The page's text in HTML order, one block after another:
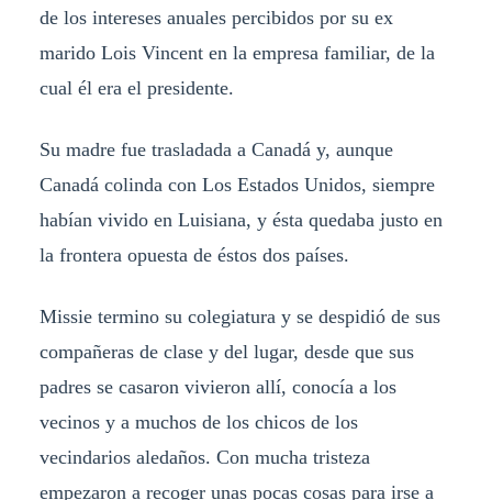
de los intereses anuales percibidos por su ex
marido Lois Vincent en la empresa familiar, de la
cual él era el presidente.
Su madre fue trasladada a Canadá y, aunque
Canadá colinda con Los Estados Unidos, siempre
habían vivido en Luisiana, y ésta quedaba justo en
la frontera opuesta de éstos dos países.
Missie termino su colegiatura y se despidió de sus
compañeras de clase y del lugar, desde que sus
padres se casaron vivieron allí, conocía a los
vecinos y a muchos de los chicos de los
vecindarios aledaños. Con mucha tristeza
empezaron a recoger unas pocas cosas para irse a